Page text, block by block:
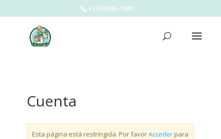
+1 555925-7491
Cuenta
Esta página está restringida. Por favorAccederpara